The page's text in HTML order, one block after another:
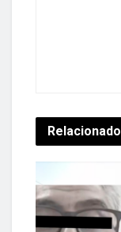
Relacionado